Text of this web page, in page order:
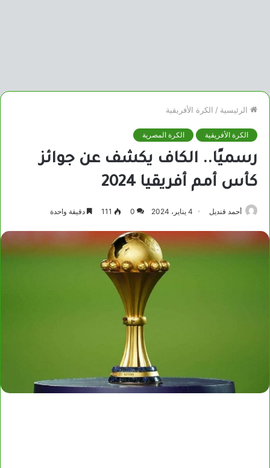
الرئيسية / الكرة الأفريقية
الكرة الأفريقية الكرة المصرية
رسميًا.. الكاف يكشف عن جوائز
كأس أمم أفريقيا 2024
أحمد قنديل 4 يناير، 2024 0
111 دقيقة واحدة